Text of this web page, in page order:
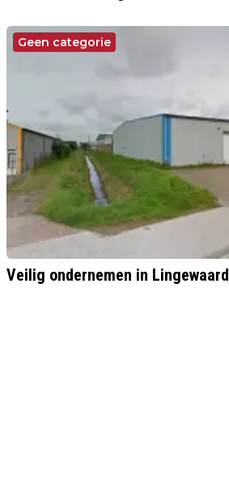
Geen categorie
Veilig ondernemen in Lingewaard